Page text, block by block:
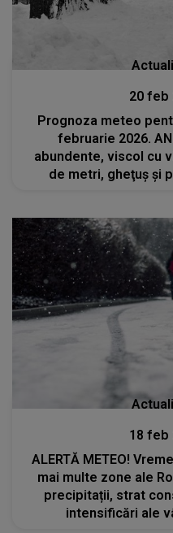
20 feb
Prognoza meteo
februarie 2026.
abundente, viscol cu
de metri, gheţuş şi
18 feb
ALERTĂ METEO!
mai multe zone ale
precipitații, strat
intensificări ale